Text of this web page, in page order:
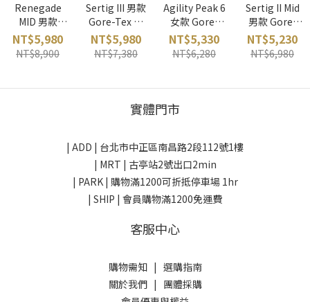
Renegade
MID 男款
Gore-Tex 中
筒登山鞋 (深
藍) LOWA 德
NT$5,980
NT$8,900
Sertig III 男款
Gore-Tex 中
筒登山鞋 (黑)
MAMMUT 瑞
士
NT$5,980
NT$7,380
Agility Peak 6
女款 Gore-
tex 越野跑鞋
(淺灰紫)
MERRELL 美
NT$5,330
NT$6,280
Sertig II Mid
男款 Gore-
Tex 高筒登山
鞋 (綠)
MAMMUT瑞士
NT$5,230
NT$6,980
實體門市
| ADD | 台北市中正區南昌路2段112號1樓
| MRT | 古亭站2號出口2min
| PARK | 購物滿1200可折抵停車場 1hr
| SHIP | 會員購物滿1200免運費
客服中心
購物需知| 選購指南
關於我們| 團體採購